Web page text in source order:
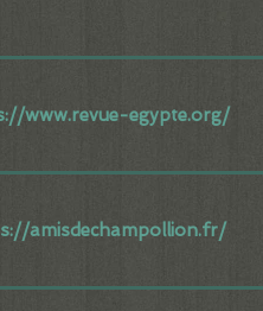
www.revue-egypte.org/
amisdechampollion.fr/